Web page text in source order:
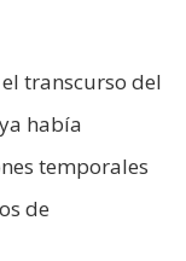
transcurso del
había
temporales
de